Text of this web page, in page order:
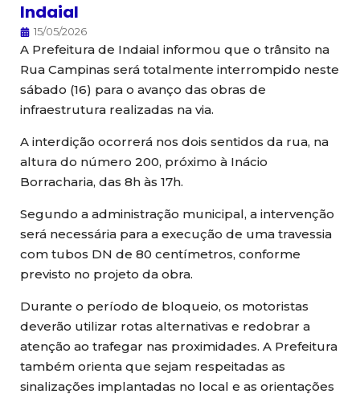
Indaial
15/05/2026
A Prefeitura de Indaial informou que o trânsito na
Rua Campinas será totalmente interrompido neste
sábado (16) para o avanço das obras de
infraestrutura realizadas na via.
A interdição ocorrerá nos dois sentidos da rua, na
altura do número 200, próximo à Inácio
Borracharia, das 8h às 17h.
Segundo a administração municipal, a intervenção
será necessária para a execução de uma travessia
com tubos DN de 80 centímetros, conforme
previsto no projeto da obra.
Durante o período de bloqueio, os motoristas
deverão utilizar rotas alternativas e redobrar a
atenção ao trafegar nas proximidades. A Prefeitura
também orienta que sejam respeitadas as
sinalizações implantadas no local e as orientações